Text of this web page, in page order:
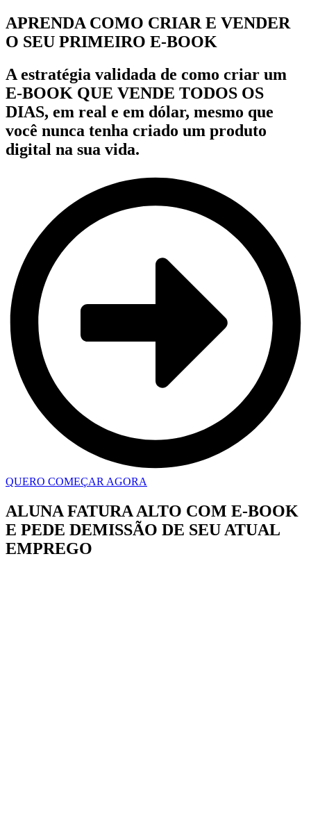
APRENDA COMO CRIAR E VENDER
O SEU PRIMEIRO E-BOOK
A estratégia validada de como criar um
E-BOOK QUE VENDE TODOS OS
DIAS, em real e em dólar, mesmo que
você nunca tenha criado um produto
digital na sua vida.
QUERO COMEÇAR AGORA
ALUNA FATURA ALTO COM E-BOOK
E PEDE DEMISSÃO DE SEU ATUAL
EMPREGO